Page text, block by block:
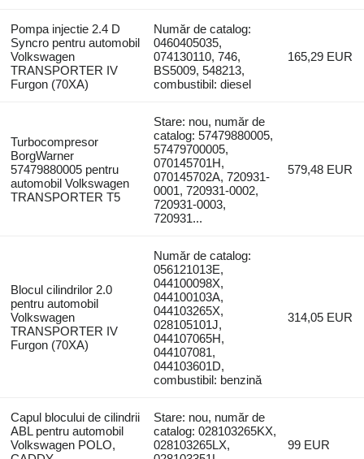
Pompa injectie 2.4 D
Syncro pentru automobil
Volkswagen
TRANSPORTER IV
Furgon (70XA)
Număr de catalog:
0460405035,
074130110, 746,
BS5009, 548213,
combustibil: diesel
165,29 EUR
Turbocompresor
BorgWarner
57479880005 pentru
automobil Volkswagen
TRANSPORTER T5
Stare: nou, număr de
catalog: 57479880005,
57479700005,
070145701H,
070145702A, 720931-
0001, 720931-0002,
720931-0003,
720931...
579,48 EUR
Blocul cilindrilor 2.0
pentru automobil
Volkswagen
TRANSPORTER IV
Furgon (70XA)
Număr de catalog:
056121013E,
044100098X,
044100103A,
044103265X,
028105101J,
044107065H,
044107081,
044103601D,
combustibil: benzină
314,05 EUR
Capul blocului de cilindrii
ABL pentru automobil
Volkswagen POLO,
Stare: nou, număr de
catalog: 028103265KX,
028103265LX,
99 EUR